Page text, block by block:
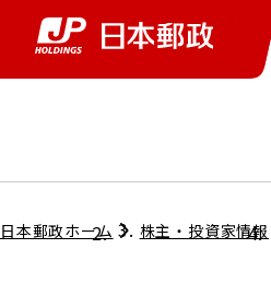
グループ情報ト
株主・投資家情
ニューストップ
サステナビリティ
採用情報トップ
日本郵政ホーム 株主・投資家情報